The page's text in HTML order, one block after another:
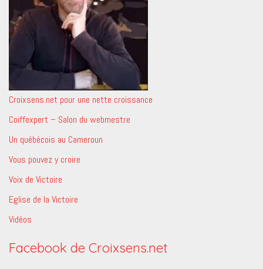
Croixsens.net pour une nette croissance
Coiffexpert – Salon du webmestre
Un québécois au Cameroun
Vous pouvez y croire
Voix de Victoire
Eglise de la Victoire
Vidéos
Facebook de Croixsens.net